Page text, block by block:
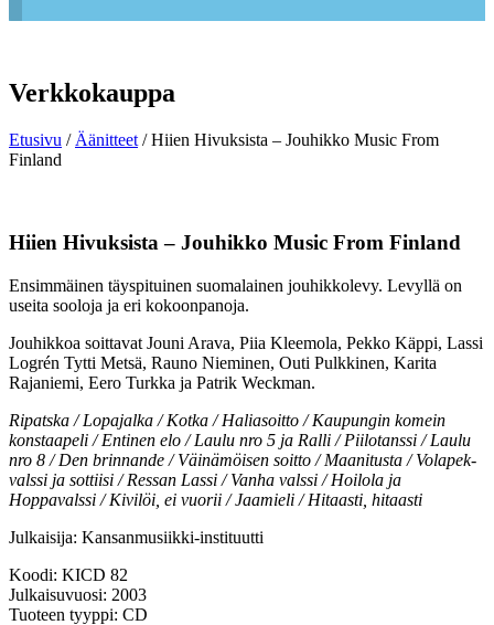
Verkkokauppa
Etusivu / Äänitteet / Hiien Hivuksista – Jouhikko Music From
Finland
Hiien Hivuksista – Jouhikko Music From Finland
Ensimmäinen täyspituinen suomalainen jouhikkolevy. Levyllä on
useita sooloja ja eri kokoonpanoja.
Jouhikkoa soittavat Jouni Arava, Piia Kleemola, Pekko Käppi, Lassi
Logrén Tytti Metsä, Rauno Nieminen, Outi Pulkkinen, Karita
Rajaniemi, Eero Turkka ja Patrik Weckman.
Ripatska / Lopajalka / Kotka / Haliasoitto / Kaupungin komein
konstaapeli / Entinen elo / Laulu nro 5 ja Ralli / Piilotanssi / Laulu
nro 8 / Den brinnande / Väinämöisen soitto / Maanitusta / Volapek-
valssi ja ­sottiisi / Ressan Lassi / Vanha valssi / Hoilola ja
Hoppavalssi / Kivilöi, ei vuorii / Jaamieli / Hitaasti, hitaasti
Julkaisija: Kansanmusiikki-instituutti
Koodi: KICD 82
Julkaisuvuosi: 2003
Tuoteen tyyppi: CD